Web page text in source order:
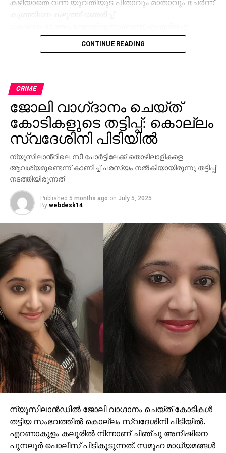
റിപ്പോര്‍ട്ട് ചെയ്തു.
കൊലപാതകം നടത്തിയതിനു ശേഷം മൃതദേഹം
കസ്റ്റഡിയിലെടുത്ത് ചോദ്യം ചെയ്തപ്പോഴാണ്
കൊലപാതകം പുറത്തറിഞ്ഞത്. പ്രതികളെ
കൊലപാതകക്കുറ്റം ചുമത്തി അറസ്റ്റ് ചെയ്തതായി
സരബ്ജിത് റായ് പറഞ്ഞു.
CONTINUE READING
CRIME
ജോലി വാഗ്‌ദാനം ചെയ്ത്
കോടികളുടെ തട്ടിപ്പ്: കൊല്ലം
സ്വദേശിനി പിടിയിൽ
ന്യൂസിലാൻ്റിലെ സീ പോർട്ടിലേക്ക് തൊഴിലാളികളെ
ആവശ്യമുണ്ടെന്ന് കാണിച്ച് പരസ്യം നൽകിയായിരുന്നു തട്ടിപ്പ്
നടത്തിയിരുന്നത്
Published 5 months ago on July 5, 2025
By webdesk14
ന്യൂസിലാൻഡിൽ ജോലി വാഗ്ദാനം ചെയ്ത് കോടികൾ
തട്ടിയ സംഭവത്തിൽ കൊല്ലം സ്വദേശിനി പിടിയിൽ.
എറണാകുളം കലൂരിൽ നിന്നാണ് ചിഞ്ചു അനീഷിനെ
പുനലൂർ പൊലീസ് പിടികൂടുന്നത്. സമൂഹ മാധ്യമങ്ങൾ